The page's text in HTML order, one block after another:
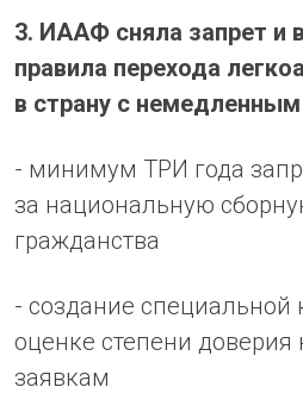
3. ИААФ сняла запрет и
правила перехода
в страну с
- минимум ТРИ года
за национальную
гражданства
- создание специальной
оценке степени
заявкам